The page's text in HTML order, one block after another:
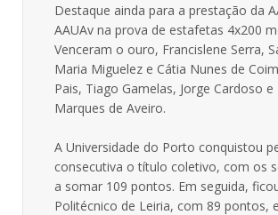
Destaque ainda para a prestação da
AAUAv na prova de estafetas 4x200
Venceram o ouro, Francislene Serra,
Maria Miguelez e Cátia Nunes de
Pais, Tiago Gamelas, Jorge Cardoso e
Marques de Aveiro.
A Universidade do Porto conquistou
consecutiva o título coletivo, com os
a somar 109 pontos. Em seguida,
Politécnico de Leiria, com 89 pontos,